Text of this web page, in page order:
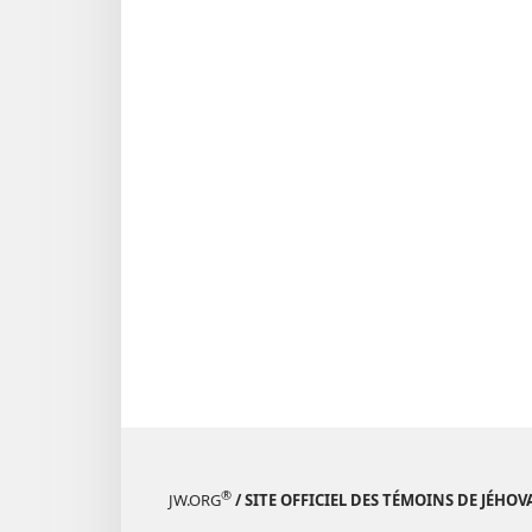
JW.ORG® / SITE OFFICIEL DES TÉMOINS DE